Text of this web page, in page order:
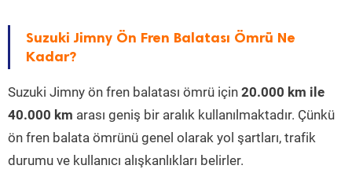
Suzuki Jimny Ön Fren Balatası Ömrü Ne
Kadar?
Suzuki Jimny ön fren balatası ömrü için 20.000 km ile
40.000 km arası geniş bir aralık kullanılmaktadır. Çünkü
ön fren balata ömrünü genel olarak yol şartları, trafik
durumu ve kullanıcı alışkanlıkları belirler.